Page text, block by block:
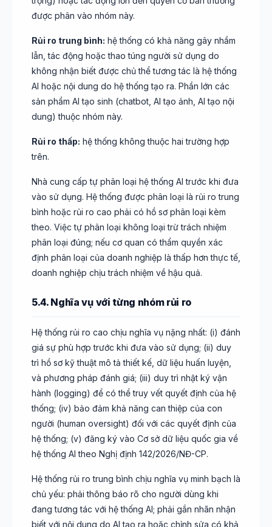
được phân vào nhóm này.
Rủi ro trung bình: hệ thống có khả năng gây nhầm
lẫn, tác động hoặc thao túng người sử dụng do
không nhận biết được chủ thể tương tác là hệ thống
AI hoặc nội dung do hệ thống tạo ra. Phần lớn các
sản phẩm AI tạo sinh (chatbot, AI tạo ảnh, AI tạo nội
dung) thuộc nhóm này.
Rủi ro thấp: hệ thống không thuộc hai trường hợp
trên.
Nhà cung cấp tự phân loại hệ thống AI trước khi đưa
vào sử dụng. Hệ thống được phân loại là rủi ro trung
bình hoặc rủi ro cao phải có hồ sơ phân loại kèm
theo. Việc tự phân loại không loại trừ trách nhiệm
phân loại đúng; nếu cơ quan có thẩm quyền xác
định phân loại của doanh nghiệp là thấp hơn thực tế,
doanh nghiệp chịu trách nhiệm về hậu quả.
5.4. Nghĩa vụ với từng nhóm rủi ro
Hệ thống rủi ro cao chịu nghĩa vụ nặng nhất: (i) đánh
giá sự phù hợp trước khi đưa vào sử dụng; (ii) duy
trì hồ sơ kỹ thuật mô tả thiết kế, dữ liệu huấn luyện,
và phương pháp đánh giá; (iii) duy trì nhật ký vận
hành (logging) để có thể truy vết quyết định của hệ
thống; (iv) bảo đảm khả năng can thiệp của con
người (human oversight) đối với các quyết định của
hệ thống; (v) đăng ký vào Cơ sở dữ liệu quốc gia về
hệ thống AI theo Nghị định 142/2026/NĐ-CP.
Hệ thống rủi ro trung bình chịu nghĩa vụ minh bạch là
chủ yếu: phải thông báo rõ cho người dùng khi
đang tương tác với hệ thống AI; phải gắn nhãn nhận
biết với nội dung do AI tạo ra hoặc chỉnh sửa có khả